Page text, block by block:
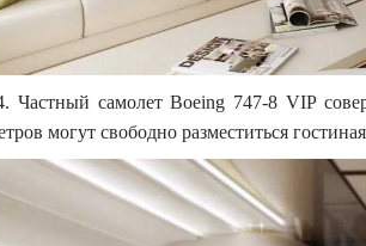
Частный самолет Boeing 747-8 VIP
могут свободно разместиться